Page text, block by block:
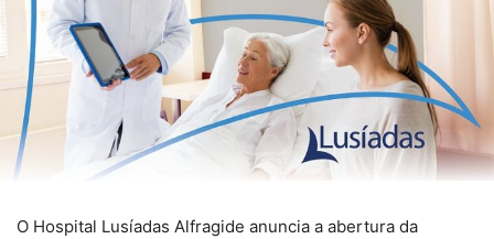
O Hospital Lusíadas Alfragide anuncia a abertura da